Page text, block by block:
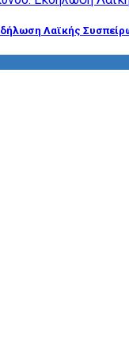
Λαϊκής